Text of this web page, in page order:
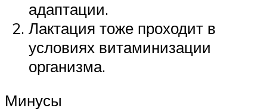
адаптации.
Лактация тоже проходит в
условиях витаминизации
организма.
Минусы